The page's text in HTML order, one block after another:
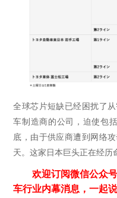
全球芯片短缺已经困扰了
车制造商的公司，迫使包
底，由于供应商遭到网络
天。这家日本巨头正在经历
欢迎订阅微信公众
车行业内幕消息，一起